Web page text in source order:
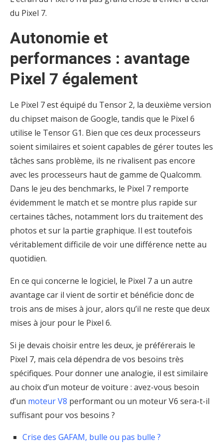
du Pixel 7.
Autonomie et
performances : avantage
Pixel 7 également
Le Pixel 7 est équipé du Tensor 2, la deuxième version
du chipset maison de Google, tandis que le Pixel 6
utilise le Tensor G1. Bien que ces deux processeurs
soient similaires et soient capables de gérer toutes les
tâches sans problème, ils ne rivalisent pas encore
avec les processeurs haut de gamme de Qualcomm.
Dans le jeu des benchmarks, le Pixel 7 remporte
évidemment le match et se montre plus rapide sur
certaines tâches, notamment lors du traitement des
photos et sur la partie graphique. Il est toutefois
véritablement difficile de voir une différence nette au
quotidien.
En ce qui concerne le logiciel, le Pixel 7 a un autre
avantage car il vient de sortir et bénéficie donc de
trois ans de mises à jour, alors qu’il ne reste que deux
mises à jour pour le Pixel 6.
Si je devais choisir entre les deux, je préférerais le
Pixel 7, mais cela dépendra de vos besoins très
spécifiques. Pour donner une analogie, il est similaire
au choix d’un moteur de voiture : avez-vous besoin
d’un moteur V8 performant ou un moteur V6 sera-t-il
suffisant pour vos besoins ?
Crise des GAFAM, bulle ou pas bulle ?